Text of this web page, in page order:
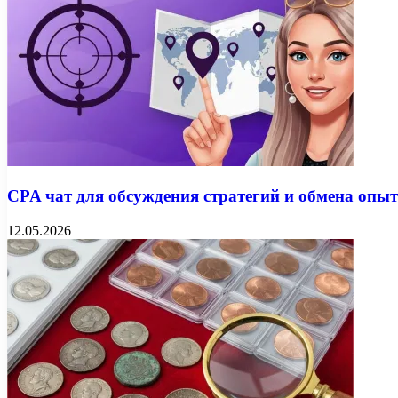
CPA чат для обсуждения стратегий и обмена
12.05.2026